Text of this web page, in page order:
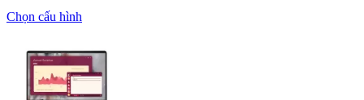
Chọn cấu hình